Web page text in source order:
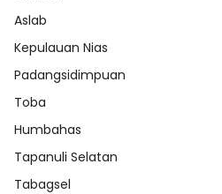
Aslab
Kepulauan Nias
Padangsidimpuan
Toba
Humbahas
Tapanuli Selatan
Tabagsel